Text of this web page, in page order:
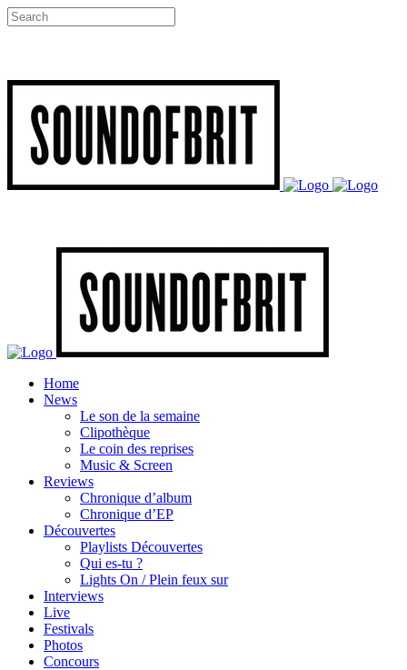
Home
News
Le son de la semaine
Clipothèque
Le coin des reprises
Music & Screen
Reviews
Chronique d’album
Chronique d’EP
Découvertes
Playlists Découvertes
Qui es-tu ?
Lights On / Plein feux sur
Interviews
Live
Festivals
Photos
Concours